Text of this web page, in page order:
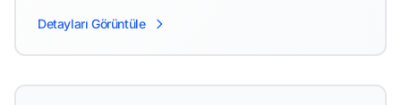
Detayları Görüntüle